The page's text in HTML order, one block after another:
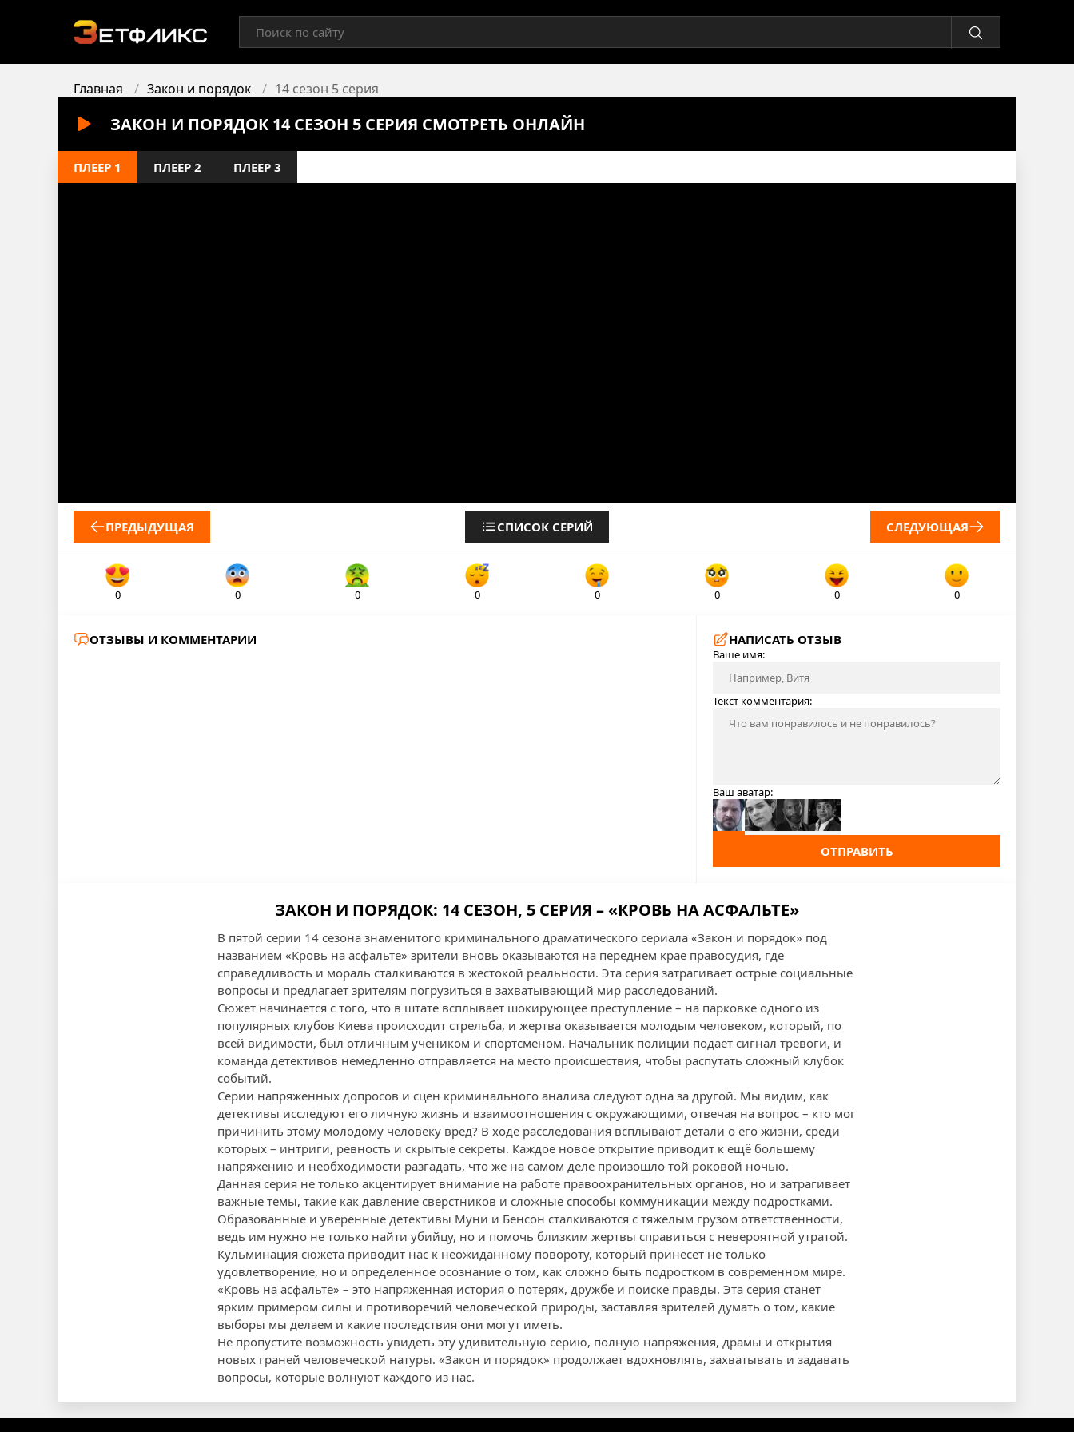
Главная Закон и порядок 14 сезон 5 серия
ЗАКОН И ПОРЯДОК 14 СЕЗОН 5 СЕРИЯ СМОТРЕТЬ ОНЛАЙН
ПЛЕЕР 1 ПЛЕЕР 2 ПЛЕЕР 3
ПРЕДЫДУЩАЯ СПИСОК СЕРИЙ СЛЕДУЮЩАЯ
0 0 0 0 0 0 0 0
ОТЗЫВЫ И КОММЕНТАРИИ НАПИСАТЬ ОТЗЫВ
Ваше имя:
Текст комментария:
Ваш аватар:
ОТПРАВИТЬ
ЗАКОН И ПОРЯДОК: 14 СЕЗОН, 5 СЕРИЯ – «КРОВЬ НА АСФАЛЬТЕ»
В пятой серии 14 сезона знаменитого криминального драматического сериала «Закон и порядок» под
названием «Кровь на асфальте» зрители вновь оказываются на переднем крае правосудия, где
справедливость и мораль сталкиваются в жестокой реальности. Эта серия затрагивает острые социальные
вопросы и предлагает зрителям погрузиться в захватывающий мир расследований.
Сюжет начинается с того, что в штате всплывает шокирующее преступление – на парковке одного из
популярных клубов Киева происходит стрельба, и жертва оказывается молодым человеком, который, по
всей видимости, был отличным учеником и спортсменом. Начальник полиции подает сигнал тревоги, и
команда детективов немедленно отправляется на место происшествия, чтобы распутать сложный клубок
событий.
Серии напряженных допросов и сцен криминального анализа следуют одна за другой. Мы видим, как
детективы исследуют его личную жизнь и взаимоотношения с окружающими, отвечая на вопрос – кто мог
причинить этому молодому человеку вред? В ходе расследования всплывают детали о его жизни, среди
которых – интриги, ревность и скрытые секреты. Каждое новое открытие приводит к ещё большему
напряжению и необходимости разгадать, что же на самом деле произошло той роковой ночью.
Данная серия не только акцентирует внимание на работе правоохранительных органов, но и затрагивает
важные темы, такие как давление сверстников и сложные способы коммуникации между подростками.
Образованные и уверенные детективы Муни и Бенсон сталкиваются с тяжёлым грузом ответственности,
ведь им нужно не только найти убийцу, но и помочь близким жертвы справиться с невероятной утратой.
Кульминация сюжета приводит нас к неожиданному повороту, который принесет не только
удовлетворение, но и определенное осознание о том, как сложно быть подростком в современном мире.
«Кровь на асфальте» – это напряженная история о потерях, дружбе и поиске правды. Эта серия станет
ярким примером силы и противоречий человеческой природы, заставляя зрителей думать о том, какие
выборы мы делаем и какие последствия они могут иметь.
Не пропустите возможность увидеть эту удивительную серию, полную напряжения, драмы и открытия
новых граней человеческой натуры. «Закон и порядок» продолжает вдохновлять, захватывать и задавать
вопросы, которые волнуют каждого из нас.